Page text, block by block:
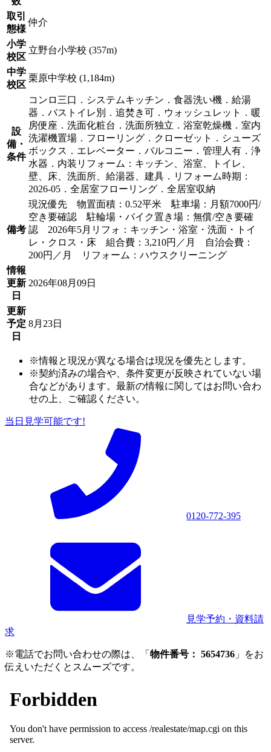
取引
態様
仲介
小学
校区
立野台小学校 (357m)
中学
校区
栗原中学校 (1,184m)
設
備・
条件
コンロ三口．システムキッチン．食器洗い機．給湯
器．バストイレ別．追焚き可．ウォッシュレット．暖
房便座．洗面化粧台．洗面所独立．浴室乾燥機．室内
洗濯機置場．フローリング．クローゼット．シューズ
ボックス．エレベーター．バルコニー．管理人有．浄
水器．内装リフォーム：キッチン、浴室、トイレ、
壁、床、洗面所、給湯器、建具．リフォーム時期：
2026-05．全居室フローリング．全居室収納
備考
現況優先 物置面積：0.52平米 駐車場：月額7000円/
空き要確認 駐輪場・バイク置き場：無償/空き要確
認 2026年5月リフォ：キッチン・浴室・洗面・トイ
レ・クロス・床 組合費：3,210円／月 自治会費：
200円／月 リフォーム：ハウスクリーニング
情報
更新
日
2026年08月09日
更新
予定
日
8月23日
※情報と現況が異なる場合は現況を優先とします。
※契約済みの場合や、条件変更が反映されていない場
合などがあります。最新の情報に関してはお問い合わ
せの上、ご確認ください。
当日見学可能です!
0120-772-395
見学予約・資料請
求
※電話でお問い合わせの際は、「 物件番号： 5654736 」をお
伝えいただくとスムーズです。